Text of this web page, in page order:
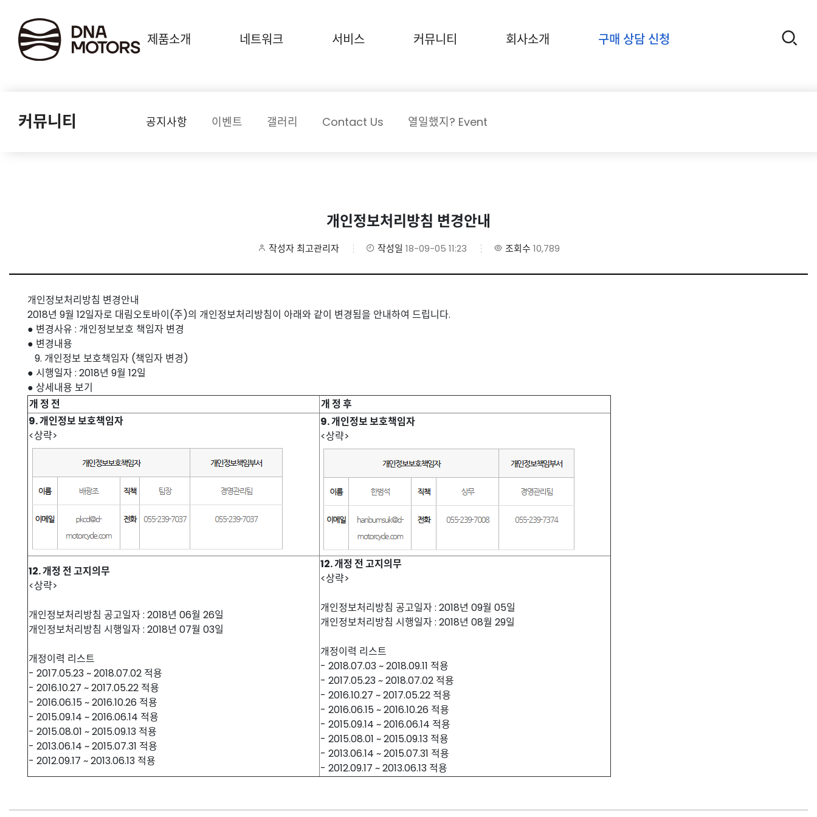
제품소개 네트워크 서비스 커뮤니티 회사소개 구매 상담 신청
커뮤니티 공지사항 이벤트 갤러리 Contact Us 열일했지? Event
개인정보처리방침 변경안내
작성자 최고관리자 작성일 18-09-05 11:23 조회수 10,789
개인정보처리방침 변경안내
2018년 9월 12일자로 대림오토바이(주)의 개인정보처리방침이 아래와 같이 변경됨을 안내하여 드립니다.
● 변경사유 : 개인정보보호 책임자 변경
● 변경내용
9. 개인정보 보호책임자 (책임자 변경)
● 시행일자 : 2018년 9월 12일
● 상세내용 보기
개 정 전
개 정 후
9. 개인정보 보호책임자
<상략>
9. 개인정보 보호책임자
<상략>
12. 개정 전 고지의무
<상략>
개인정보처리방침 공고일자 : 2018년 06월 26일
개인정보처리방침 시행일자 : 2018년 07월 03일
개정이력 리스트
- 2017.05.23 ~ 2018.07.02 적용
- 2016.10.27 ~ 2017.05.22 적용
- 2016.06.15 ~ 2016.10.26 적용
- 2015.09.14 ~ 2016.06.14 적용
- 2015.08.01 ~ 2015.09.13 적용
- 2013.06.14 ~ 2015.07.31 적용
- 2012.09.17 ~ 2013.06.13 적용
12. 개정 전 고지의무
<상략>
개인정보처리방침 공고일자 : 2018년 09월 05일
개인정보처리방침 시행일자 : 2018년 08월 29일
개정이력 리스트
- 2018.07.03 ~ 2018.09.11 적용
- 2017.05.23 ~ 2018.07.02 적용
- 2016.10.27 ~ 2017.05.22 적용
- 2016.06.15 ~ 2016.10.26 적용
- 2015.09.14 ~ 2016.06.14 적용
- 2015.08.01 ~ 2015.09.13 적용
- 2013.06.14 ~ 2015.07.31 적용
- 2012.09.17 ~ 2013.06.13 적용